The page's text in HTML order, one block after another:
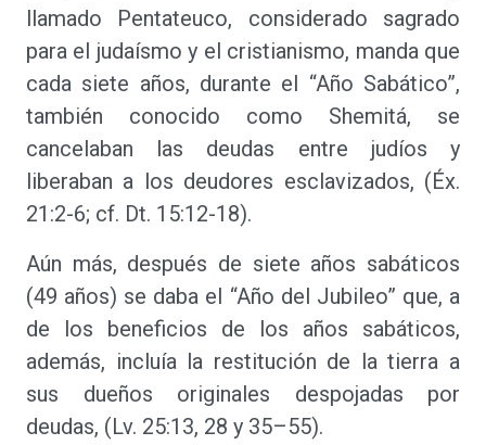
llamado Pentateuco, considerado sagrado
para el judaísmo y el cristianismo, manda que
cada siete años, durante el “Año Sabático”,
también conocido como Shemitá, se
cancelaban las deudas entre judíos y
liberaban a los deudores esclavizados, (Éx.
21:2-6; cf. Dt. 15:12-18).
Aún más, después de siete años sabáticos
(49 años) se daba el “Año del Jubileo” que, a
de los beneficios de los años sabáticos,
además, incluía la restitución de la tierra a
sus dueños originales despojadas por
deudas, (Lv. 25:13, 28 y 35–55).